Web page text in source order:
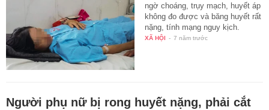
ngờ choáng, trụy mạch, huyết áp
không đo được và băng huyết rất
nặng, tính mạng nguy kịch.
XÃ HỘI - 7 năm trước
Người phụ nữ bị rong huyết nặng, phải cắt